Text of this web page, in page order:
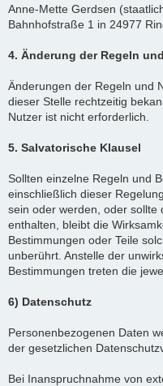
Anne-Mette Gerdsen
Bahnhofstraße 1 in 24977
4. Änderung der Regeln
Änderungen der Regeln und
dieser Stelle rechtzeitig
Nutzer ist nicht erforderlich.
5. Salvatorische Klausel
Sollten einzelne Regeln und
einschließlich dieser
sein oder werden, oder sollte
enthalten, bleibt die
Bestimmungen oder Teile
unberührt. Anstelle der
Bestimmungen treten die
6) Datenschutz
Personenbezogenen Daten
der gesetzlichen
Bei Inanspruchnahme von